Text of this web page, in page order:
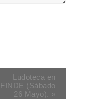
Ludoteca en
FINDE (Sábado
26 Mayo). »